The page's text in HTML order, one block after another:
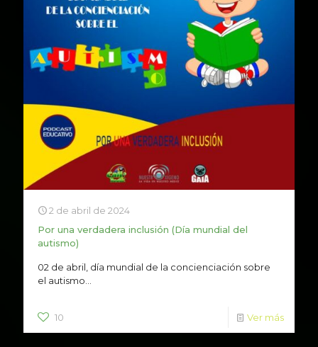
2 de abril de 2024
Por una verdadera inclusión (Día mundial del
autismo)
02 de abril, día mundial de la concienciación sobre
el autismo...
10 Ver más